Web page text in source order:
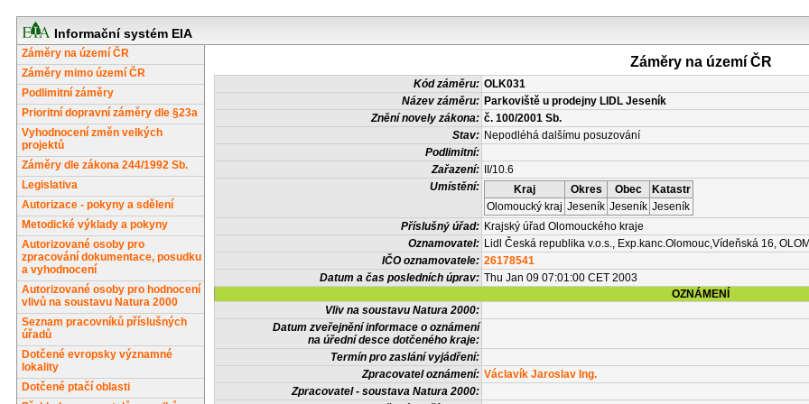
Informační systém EIA
Záměry na území ČR
Záměry mimo území ČR
Podlimitní záměry
Prioritní dopravní záměry dle §23a
Vyhodnocení změn velkých
projektů
Záměry dle zákona 244/1992 Sb.
Legislativa
Autorizace - pokyny a sdělení
Metodické výklady a pokyny
Autorizované osoby pro
zpracování dokumentace, posudku
a vyhodnocení
Autorizované osoby pro hodnocení
vlivů na soustavu Natura 2000
Seznam pracovníků příslušných
úřadů
Dotčené evropsky významné
lokality
Dotčené ptačí oblasti
Záměry na území ČR
Kód záměru: OLK031
Název záměru: Parkoviště u prodejny LIDL Jeseník
Znění novely zákona: č. 100/2001 Sb.
Stav: Nepodléhá dalšímu posuzování
Podlimitní:
Zařazení:
II/10.6
Umístění:
Kraj Okres Obec
Katastr
Olomoucký kraj Jeseník Jeseník Jeseník
Příslušný úřad: Krajský úřad Olomouckého kraje
Oznamovatel: Lidl Česká republika v.o.s., Exp.kanc.Olomouc,Vídeňská 16,
IČO oznamovatele: 26178541
Datum a čas posledních úprav: Thu Jan 09 07:01:00 CET 2003
OZNÁMENÍ
Vliv na soustavu Natura 2000:
Datum zveřejnění informace o oznámení
na úřední desce dotčeného kraje:
Termín pro zaslání vyjádření:
Zpracovatel oznámení: Václavík Jaroslav Ing.
Zpracovatel - soustava Natura 2000: